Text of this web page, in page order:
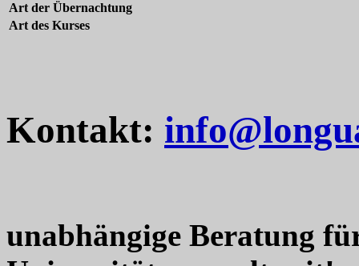
Art der Übernachtung
Art des Kurses
Kontakt:
unabhängige Beratung